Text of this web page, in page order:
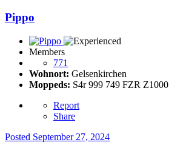
Pippo
Members
771
Wohnort: Gelsenkirchen
Moppeds: S4r 999 749 FZR Z1000
Report
Share
Posted September 27, 2024